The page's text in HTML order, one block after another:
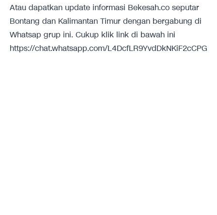
Atau dapatkan update informasi Bekesah.co seputar
Bontang dan Kalimantan Timur dengan bergabung di
Whatsap grup ini. Cukup klik link di bawah ini
https://chat.whatsapp.com/L4DcfLR9YvdDkNKiF2cCPG